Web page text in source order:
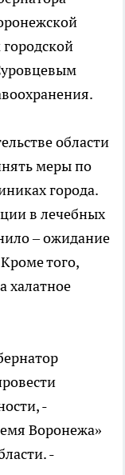
области
меры по
города.
в лечебных
– ожидание
того,
халатное
-
Воронежа»
-